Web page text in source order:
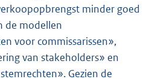
minder goed
de modellen
voor commissarissen»,
van stakeholders» en
Gezien de